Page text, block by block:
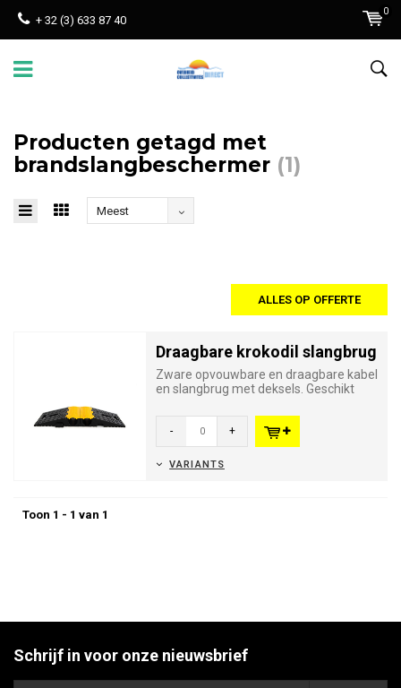
+ 32 (3) 633 87 40
0
Producten getagd met
brandslangbeschermer (1)
Meest
ALLES OP OFFERTE
Draagbare krokodil slangbrug
Zware opvouwbare en draagbare kabel
en slangbrug met deksels. Geschikt
- +
VARIANTS
Toon 1 - 1 van 1
Schrijf in voor onze nieuwsbrief